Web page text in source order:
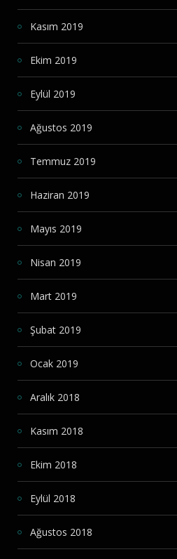
Kasım 2019
Ekim 2019
Eylül 2019
Ağustos 2019
Temmuz 2019
Haziran 2019
Mayıs 2019
Nisan 2019
Mart 2019
Şubat 2019
Ocak 2019
Aralık 2018
Kasım 2018
Ekim 2018
Eylül 2018
Ağustos 2018